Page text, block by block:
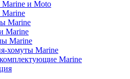
Marine и Moto
Marine
Marine
Marine
Marine
хомуты Marine
Marine